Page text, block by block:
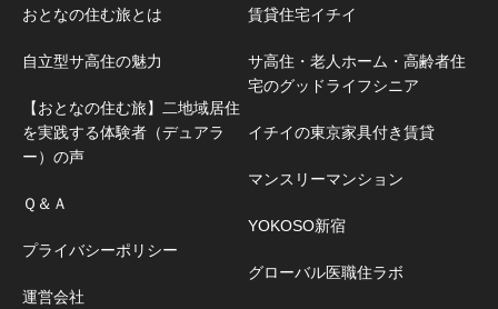
おとなの住む旅とは
自立型サ高住の魅力
【おとなの住む旅】二地域居住
を実践する体験者（デュアラ
ー）の声
Ｑ＆Ａ
プライバシーポリシー
運営会社
賃貸住宅イチイ
サ高住・老人ホーム・高齢者住
宅のグッドライフシニア
イチイの東京家具付き賃貸
マンスリーマンション
YOKOSO新宿
グローバル医職住ラボ